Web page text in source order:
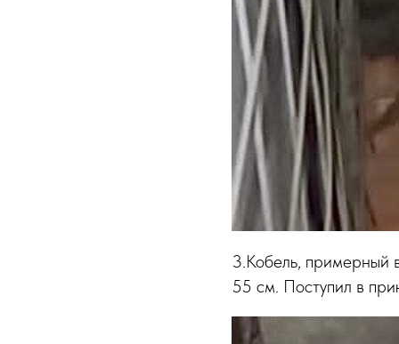
3.Кобель, примерный
55 см. Поступил в